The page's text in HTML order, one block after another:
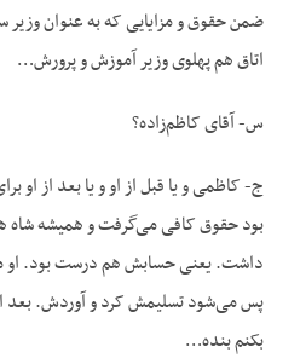
ضمن حقوق و مزایایی که به عنوان
اتاق هم پهلوی وزیر آموزش و پرورش…
س- آقای کاظم‌زاده؟
ج- کاظمی و یا قبل از او و یا بعد از او
بود حقوق کافی می‌گرفت و همیشه شاه
داشت. یعنی حسابش هم درست بود.
پس می‌شود تسلیمش کرد و آوردش. بعد
بکنم بنده…